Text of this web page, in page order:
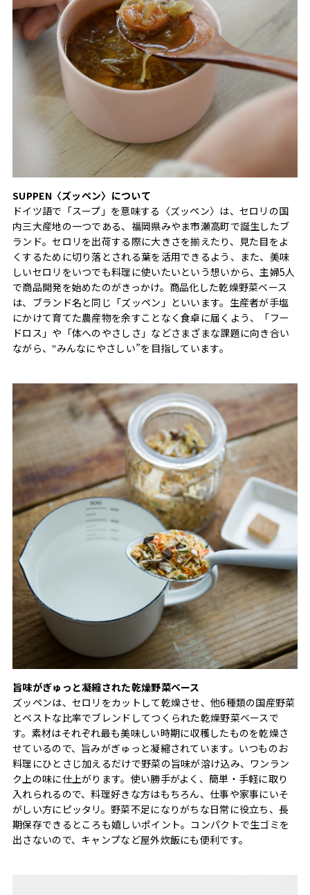
SUPPEN〈ズッペン〉について
ドイツ語で「スープ」を意味する〈ズッペン〉は、セロリの国
内三大産地の一つである、福岡県みやま市瀬高町で誕生したブ
ランド。セロリを出荷する際に大きさを揃えたり、見た目をよ
くするために切り落とされる葉を活用できるよう、また、美味
しいセロリをいつでも料理に使いたいという想いから、主婦5人
で商品開発を始めたのがきっかけ。商品化した乾燥野菜ベース
は、ブランド名と同じ「ズッペン」といいます。生産者が手塩
にかけて育てた農産物を余すことなく食卓に届くよう、「フー
ドロス」や「体へのやさしさ」などさまざまな課題に向き合い
ながら、‟みんなにやさしい”を目指しています。
旨味がぎゅっと凝縮された乾燥野菜ベース
ズッペンは、セロリをカットして乾燥させ、他6種類の国産野菜
とベストな比率でブレンドしてつくられた乾燥野菜ベースで
す。素材はそれぞれ最も美味しい時期に収穫したものを乾燥さ
せているので、旨みがぎゅっと凝縮されています。いつものお
料理にひとさじ加えるだけで野菜の旨味が溶け込み、ワンラン
ク上の味に仕上がります。使い勝手がよく、簡単・手軽に取り
入れられるので、料理好きな方はもちろん、仕事や家事にいそ
がしい方にピッタリ。野菜不足になりがちな日常に役立ち、長
期保存できるところも嬉しいポイント。コンパクトで生ゴミを
出さないので、キャンプなど屋外炊飯にも便利です。